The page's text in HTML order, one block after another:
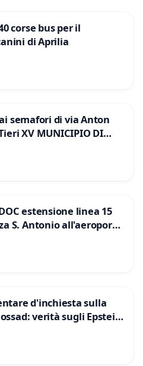
corse bus per il
di Aprilia
semafori di via Anton
XV MUNICIPIO DI
estensione linea 15
S. Antonio all'aeroporto
d'inchiesta sulla
verità sugli Epstein